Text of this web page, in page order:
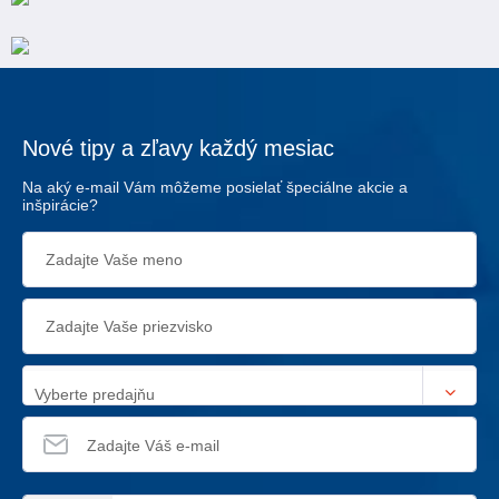
Nové tipy a zľavy každý mesiac
Na aký e-mail Vám môžeme posielať špeciálne akcie a
inšpirácie?
Vyberte predajňu